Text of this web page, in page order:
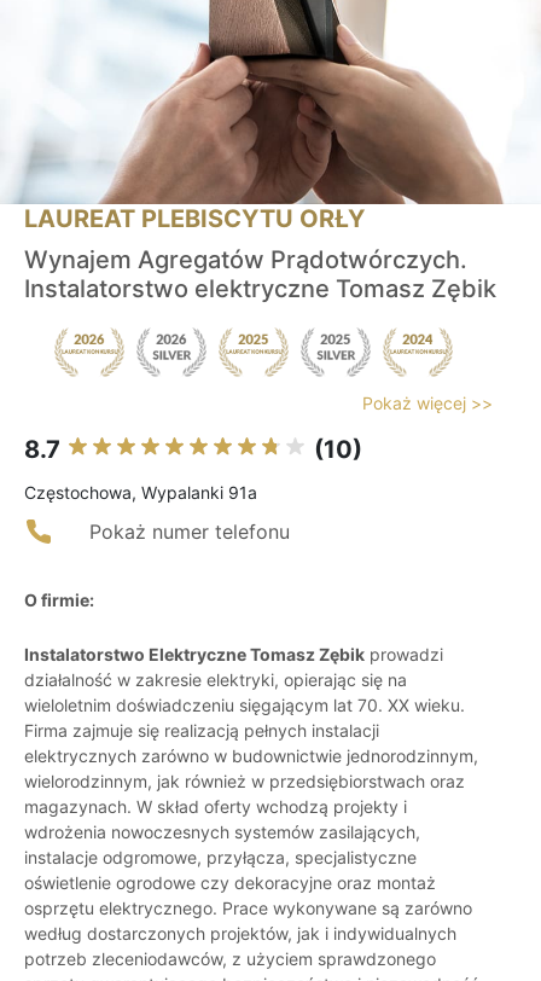
LAUREAT PLEBISCYTU ORŁY
Wynajem Agregatów Prądotwórczych.
Instalatorstwo elektryczne Tomasz Zębik
Pokaż więcej >>
8.7 (10)
Częstochowa, Wypalanki 91a
Pokaż numer telefonu
O firmie:
Instalatorstwo Elektryczne Tomasz Zębik prowadzi
działalność w zakresie elektryki, opierając się na
wieloletnim doświadczeniu sięgającym lat 70. XX wieku.
Firma zajmuje się realizacją pełnych instalacji
elektrycznych zarówno w budownictwie jednorodzinnym,
wielorodzinnym, jak również w przedsiębiorstwach oraz
magazynach. W skład oferty wchodzą projekty i
wdrożenia nowoczesnych systemów zasilających,
instalacje odgromowe, przyłącza, specjalistyczne
oświetlenie ogrodowe czy dekoracyjne oraz montaż
osprzętu elektrycznego. Prace wykonywane są zarówno
według dostarczonych projektów, jak i indywidualnych
potrzeb zleceniodawców, z użyciem sprawdzonego